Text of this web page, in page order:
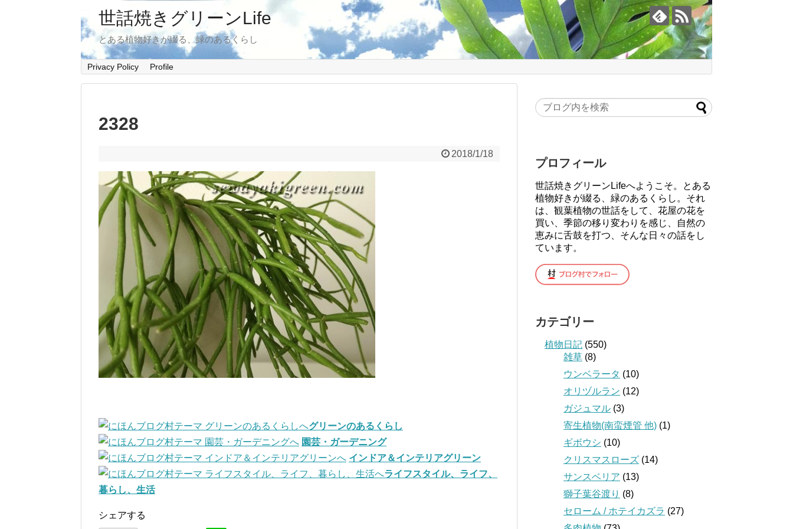
世話焼きグリーンLife
とある植物好きが綴る、緑のあるくらし
Privacy Policy Profile
2328
2018/1/18
グリーンのあるくらし
園芸・ガーデニング
インドア＆インテリアグリーン
ライフスタイル、ライフ、
暮らし、生活
シェアする
プロフィール
世話焼きグリーンLifeへようこそ。とある
植物好きが綴る、緑のあるくらし。それ
は、観葉植物の世話をして、花屋の花を
買い、季節の移り変わりを感じ、自然の
恵みに舌鼓を打つ、そんな日々の話をし
ています。
カテゴリー
植物日記 (550)
雑草 (8)
ウンベラータ (10)
オリヅルラン (12)
ガジュマル (3)
寄生植物(南蛮煙管 他) (1)
ギボウシ (10)
クリスマスローズ (14)
サンスベリア (13)
獅子葉谷渡り (8)
セローム / ホテイカズラ (27)